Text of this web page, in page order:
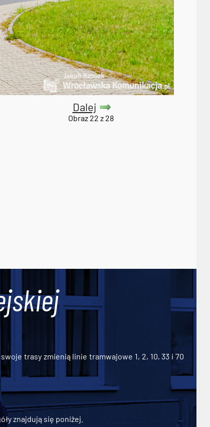
Dalej
Obraz 22 z 28
trasy zmienią linie tramwajowe 1, 2, 10, 33 i 70
znajdują się poniżej.